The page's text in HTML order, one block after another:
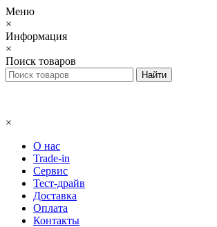
Меню
×
Информация
×
Поиск товаров
×
О нас
Trade-in
Сервис
Тест-драйв
Доставка
Оплата
Контакты